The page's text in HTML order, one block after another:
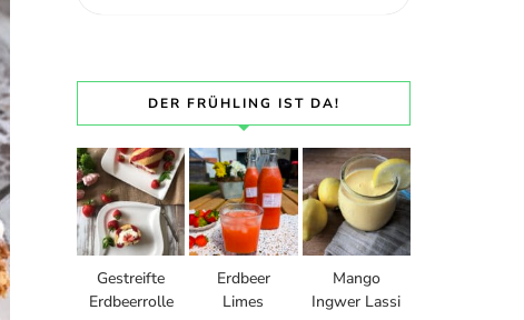
DER FRÜHLING IST DA!
Gestreifte
Erdbeerrolle
Erdbeer
Limes
Mango
Ingwer Lassi